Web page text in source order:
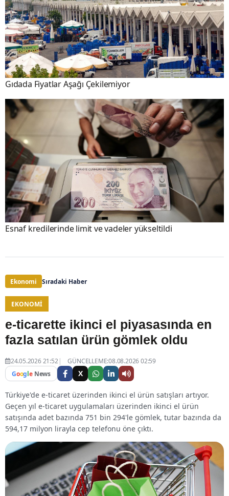
Gıdada Fiyatlar Aşağı Çekilemiyor
Esnaf kredilerinde limit ve vadeler yükseltildi
Ekonomi Sıradaki Haber
EKONOMI
e-ticarette ikinci el piyasasında en
fazla satılan ürün gömlek oldu
24.05.2026 21:52
GÜNCELLEME:08.08.2026 02:59
Google News X
Türkiye'de e-ticaret üzerinden ikinci el ürün satışları artıyor.
Geçen yıl e-ticaret uygulamaları üzerinden ikinci el ürün
satışında adet bazında 751 bin 294'le gömlek, tutar bazında da
594,17 milyon lirayla cep telefonu öne çıktı.